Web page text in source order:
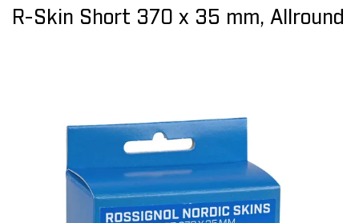
R-Skin Short 370 x 35 mm, Allround